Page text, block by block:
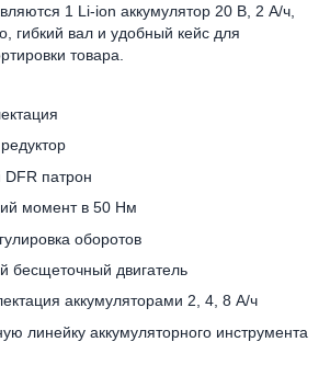
1 Li-ion аккумулятор 20 B, 2 А/ч,
гибкий вал и удобный кейс для
товара.
патрон
момент в 50 Нм
оборотов
бесщеточный двигатель
аккумуляторами 2, 4, 8 А/ч
линейку аккумуляторного инструмента